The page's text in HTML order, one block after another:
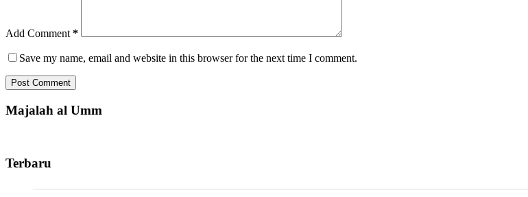
Add Comment *
Save my name, email and website in this browser for the next time I comment.
Post Comment
Majalah al Umm
Terbaru